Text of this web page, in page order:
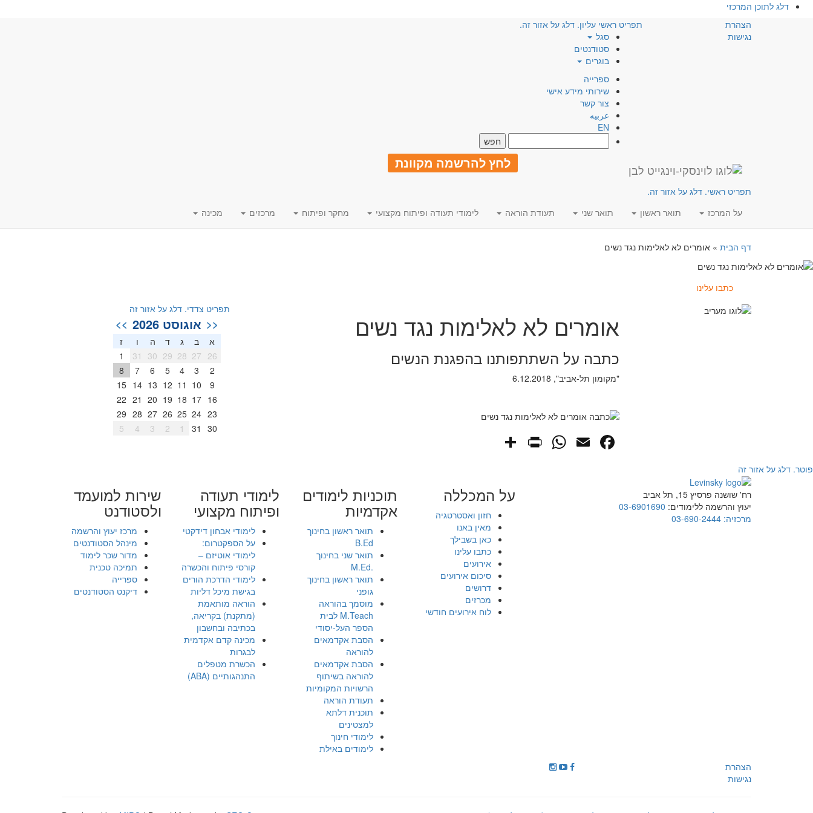
דלג לתוכן המרכזי
הצהרת
נגישות
תפריט ראשי עליון. דלג על אזור זה.
סגל
סטודנטים
בוגרים
ספרייה
שירותי מידע אישי
צור קשר
عربيه
EN
לחץ להרשמה מקוונת
תפריט ראשי. דלג על אזור זה.
על המרכז
תואר ראשון תואר שני תעודת הוראה לימודי תעודה ופיתוח מקצועי מחקר ופיתוח מרכזים מכינה
דף הבית » אומרים לא לאלימות נגד נשים
כתבו עלינו
אומרים לא לאלימות נגד נשים
כתבה על השתתפותנו בהפגנת הנשים
"מקומון תל-אביב", 6.12.2018
Facebook
Email
WhatsApp
PrintFriendly
תפריט צדדי. דלג על אזור זה
<< אוגוסט 2026 >>
א ב ג ד ה ו
ז
26
27
28
29
30
31
1
2
3
4
5
6
7
8
9
10
11
12
13
14
15
16
17
18
19
20
21
22
23
24
25
26
27
28
29
30
31
1
2
3
4
5
פוטר. דלג על אזור זה
רח' שושנה פרסיץ 15, תל אביב
יעוץ והרשמה ללימודים: 03-6901690
מרכזיה: 03-690-2444
על המכללה
חזון ואסטרטגיה
מאין באנו
כאן בשבילך
כתבו עלינו
אירועים
סיכום אירועים
דרושים
מכרזים
לוח אירועים חודשי
תוכניות לימודים
אקדמיות
תואר ראשון בחינוך
B.Ed
תואר שני בחינוך
.M.Ed
תואר ראשון בחינוך
גופני
מוסמך בהוראה
M.Teach לבית
הספר העל-יסודי
הסבת אקדמאים
להוראה
הסבת אקדמאים
להוראה בשיתוף
הרשויות המקומיות
תעודת הוראה
תוכנית דלתא
למצטינים
לימודי חינוך
לימודים באילת
לימודי תעודה
ופיתוח מקצועי
לימודי אבחון דידקטי
על הספקטרום:
לימודי אוטיזם –
קורסי פיתוח והכשרה
לימודי הדרכת הורים
בגישת מיכל דליות
הוראה מותאמת
(מתקנת) בקריאה,
בכתיבה ובחשבון
מכינה קדם אקדמית
לבגרות
הכשרת מטפלים
התנהגותיים (ABA)
שירות למועמד
ולסטודנט
מרכז יעוץ והרשמה
מינהל הסטודנטים
מדור שכר לימוד
תמיכה טכנית
ספרייה
דיקנט הסטודנטים
הצהרת
נגישות